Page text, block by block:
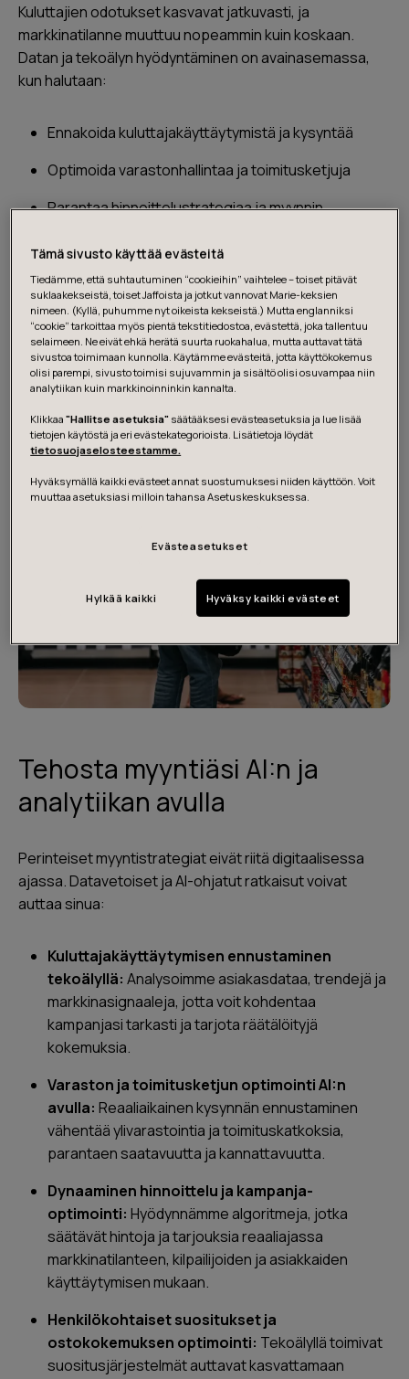
Kuluttajien odotukset kasvavat jatkuvasti, ja
markkinatilanne muuttuu nopeammin kuin koskaan.
Datan ja tekoälyn hyödyntäminen on avainasemassa,
kun halutaan:
Ennakoida kuluttajakäyttäytymistä ja kysyntää
Optimoida varastonhallintaa ja toimitusketjuja
Parantaa hinnoittelustrategiaa ja myynnin
Personoida asiakaskokemuksia ja lisätä
asiakasuskollisuutta
Me autamme sinua muuttamaan haasteet kilpailueduksi
hyödyntämällä edistynyttä analytiikkaa, koneoppimista
ja digitaalisia innovaatioita.
Tehosta myyntiäsi AI:n ja
analytiikan avulla
Perinteiset myyntistrategiat eivät riitä digitaalisessa
ajassa. Datavetoiset ja AI-ohjatut ratkaisut voivat
auttaa sinua:
Kuluttajakäyttäytymisen ennustaminen
tekoälyllä: Analysoimme asiakasdataa, trendejä ja
markkinasignaaleja, jotta voit kohdentaa
kampanjasi tarkasti ja tarjota räätälöityjä
kokemuksia.
Varaston ja toimitusketjun optimointi AI:n
avulla: Reaaliaikainen kysynnän ennustaminen
vähentää ylivarastointia ja toimituskatkoksia,
parantaen saatavuutta ja kannattavuutta.
Dynaaminen hinnoittelu ja kampanja-
optimointi: Hyödynnämme algoritmeja, jotka
säätävät hintoja ja tarjouksia reaaliajassa
markkinatilanteen, kilpailijoiden ja asiakkaiden
käyttäytymisen mukaan.
Henkilökohtaiset suositukset ja
ostokokemuksen optimointi: Tekoälyllä toimivat
suositusjärjestelmät auttavat kasvattamaan
Tämä sivusto käyttää evästeitä
Tiedämme, että suhtautuminen “cookieihin” vaihtelee – toiset pitävät
suklaakekseistä, toiset Jaffoista ja jotkut vannovat Marie-keksien
nimeen. (Kyllä, puhumme nyt oikeista kekseistä.) Mutta englanniksi
“cookie” tarkoittaa myös pientä tekstitiedostoa, evästettä, joka tallentuu
selaimeen. Ne eivät ehkä herätä suurta ruokahalua, mutta auttavat tätä
sivustoa toimimaan kunnolla. Käytämme evästeitä, jotta käyttökokemus
olisi parempi, sivusto toimisi sujuvammin ja sisältö olisi osuvampaa niin
analytiikan kuin markkinoinninkin kannalta.
Klikkaa"Hallitse asetuksia" säätääksesi evästeasetuksia ja lue lisää
tietojen käytöstä ja eri evästekategorioista. Lisätietoja löydät
tietosuojaselosteestamme.
Hyväksymällä kaikki evästeet annat suostumuksesi niiden käyttöön. Voit
muuttaa asetuksiasi milloin tahansa Asetuskeskuksessa.
Evästeasetukset
Hylkää kaikki Hyväksy kaikki evästeet